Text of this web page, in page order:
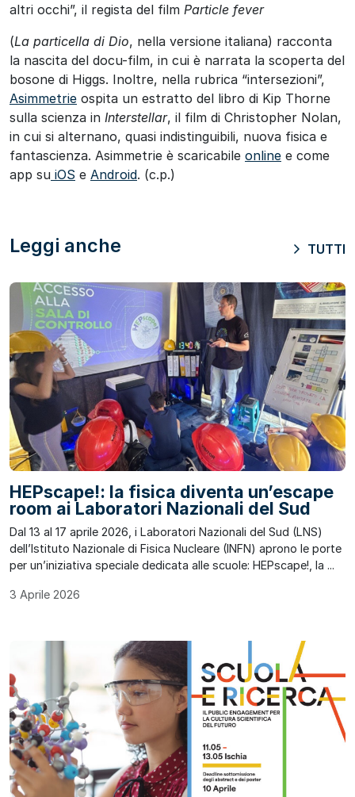
altri occhi”, il regista del film Particle fever
(La particella di Dio, nella versione italiana) racconta
la nascita del docu-film, in cui è narrata la scoperta del
bosone di Higgs. Inoltre, nella rubrica “intersezioni”,
Asimmetrie ospita un estratto del libro di Kip Thorne
sulla scienza in Interstellar, il film di Christopher Nolan,
in cui si alternano, quasi indistinguibili, nuova fisica e
fantascienza. Asimmetrie è scaricabile online e come
app su iOS e Android. (c.p.)
Leggi anche TUTTI
HEPscape!: la fisica diventa un’escape
room ai Laboratori Nazionali del Sud
Dal 13 al 17 aprile 2026, i Laboratori Nazionali del Sud (LNS)
dell’Istituto Nazionale di Fisica Nucleare (INFN) aprono le porte
per un’iniziativa speciale dedicata alle scuole: HEPscape!, la ...
3 Aprile 2026